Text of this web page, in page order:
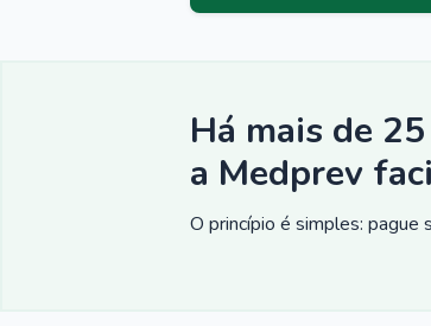
Há mais de
a Medprev
O princípio é simples: pague